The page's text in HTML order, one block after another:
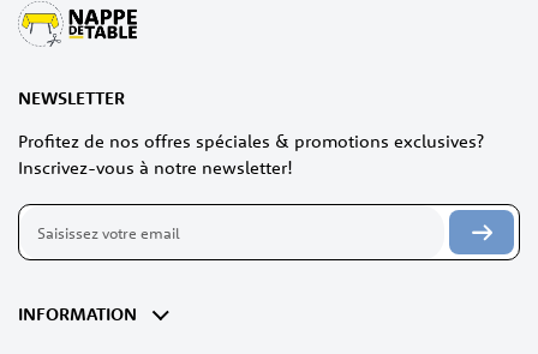
NEWSLETTER
Profitez de nos offres spéciales & promotions exclusives?
Inscrivez-vous à notre newsletter!
Inscription
notre
d’information
INFORMATION